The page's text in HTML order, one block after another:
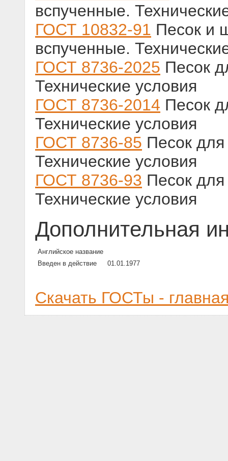
вспученные.
ГОСТ 10832-91 Песок и
вспученные.
ГОСТ 8736-2025 Песок
Технические условия
ГОСТ 8736-2014 Песок
Технические условия
ГОСТ 8736-85 Песок для
Технические условия
ГОСТ 8736-93 Песок для
Технические условия
Дополнительная
Английское название
Введен в действие
01.01.1977
Скачать ГОСТы -